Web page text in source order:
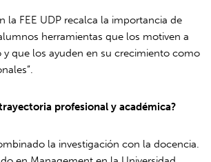
la FEE UDP recalca la importancia de
herramientas que los motiven a
y que los ayuden en su crecimiento como
profesional y académica?
la investigación con la docencia.